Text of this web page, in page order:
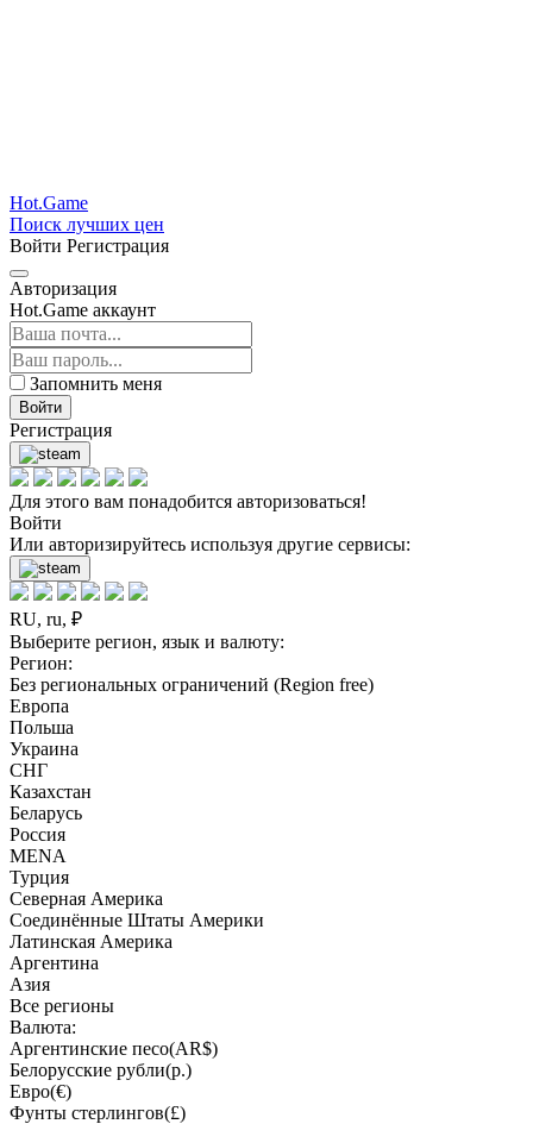
Hot.Game
Поиск лучших цен
Войти Регистрация
Авторизация
Hot.Game аккаунт
Запомнить меня
Войти
Регистрация
Для этого вам понадобится авторизоваться!
Войти
Или авторизируйтесь используя другие сервисы:
RU, ru, ₽
Выберите регион, язык и валюту:
Регион:
Без региональных ограничений (Region free)
Европа
Польша
Украина
СНГ
Казахстан
Беларусь
Россия
MENA
Турция
Северная Америка
Соединённые Штаты Америки
Латинская Америка
Аргентина
Азия
Все регионы
Валюта:
Аргентинские песо(AR$)
Белорусские рубли(р.)
Евро(€)
Фунты стерлингов(£)